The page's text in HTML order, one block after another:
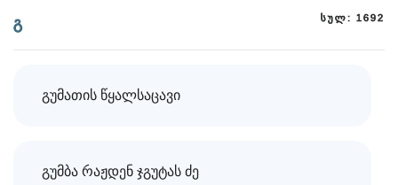
გ სულ: 1692
გუმათის წყალსაცავი
გუმბა რაჟდენ ჯგუტას ძე